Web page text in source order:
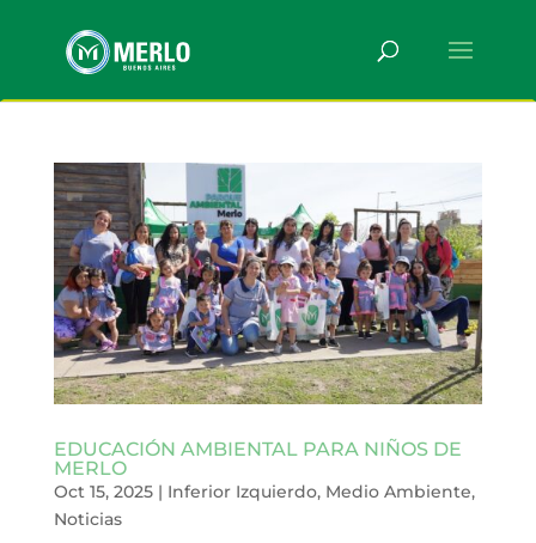
EDUCACIÓN AMBIENTAL PARA NIÑOS DE
MERLO
Oct 15, 2025| Inferior Izquierdo, Medio Ambiente,
Noticias